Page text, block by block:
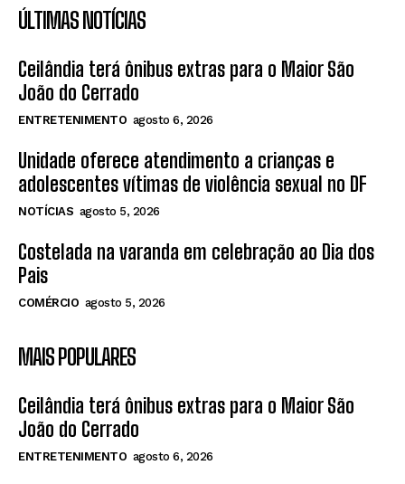
ÚLTIMAS NOTÍCIAS
Ceilândia terá ônibus extras para o Maior São
João do Cerrado
ENTRETENIMENTO agosto 6, 2026
Unidade oferece atendimento a crianças e
adolescentes vítimas de violência sexual no DF
NOTÍCIAS agosto 5, 2026
Costelada na varanda em celebração ao Dia dos
Pais
COMÉRCIO agosto 5, 2026
MAIS POPULARES
Ceilândia terá ônibus extras para o Maior São
João do Cerrado
ENTRETENIMENTO agosto 6, 2026